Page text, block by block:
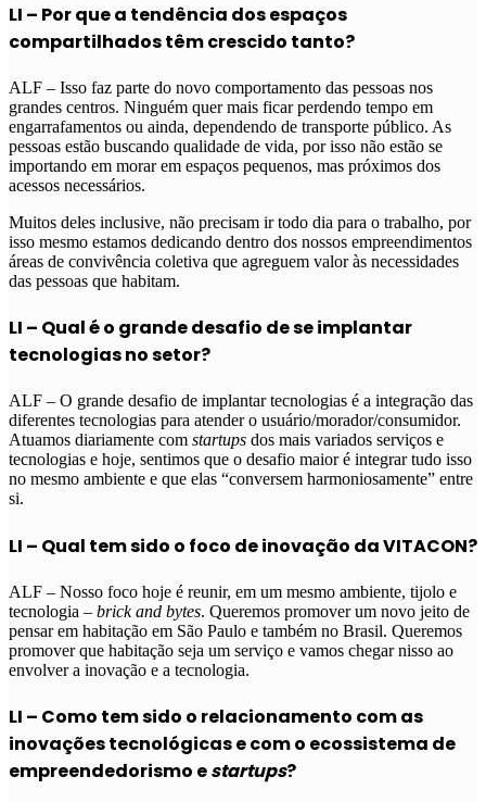
LI – Por que a tendência dos espaços
compartilhados têm crescido tanto?
ALF – Isso faz parte do novo comportamento das pessoas nos
grandes centros. Ninguém quer mais ficar perdendo tempo em
engarrafamentos ou ainda, dependendo de transporte público. As
pessoas estão buscando qualidade de vida, por isso não estão se
importando em morar em espaços pequenos, mas próximos dos
acessos necessários.
Muitos deles inclusive, não precisam ir todo dia para o trabalho, por
isso mesmo estamos dedicando dentro dos nossos empreendimentos
áreas de convivência coletiva que agreguem valor às necessidades
das pessoas que habitam.
LI – Qual é o grande desafio de se implantar
tecnologias no setor?
ALF – O grande desafio de implantar tecnologias é a integração das
diferentes tecnologias para atender o usuário/morador/consumidor.
Atuamos diariamente com startups dos mais variados serviços e
tecnologias e hoje, sentimos que o desafio maior é integrar tudo isso
no mesmo ambiente e que elas “conversem harmoniosamente” entre
si.
LI – Qual tem sido o foco de inovação da VITACON?
ALF – Nosso foco hoje é reunir, em um mesmo ambiente, tijolo e
tecnologia – brick and bytes. Queremos promover um novo jeito de
pensar em habitação em São Paulo e também no Brasil. Queremos
promover que habitação seja um serviço e vamos chegar nisso ao
envolver a inovação e a tecnologia.
LI – Como tem sido o relacionamento com as
inovações tecnológicas e com o ecossistema de
empreendedorismo estartups?